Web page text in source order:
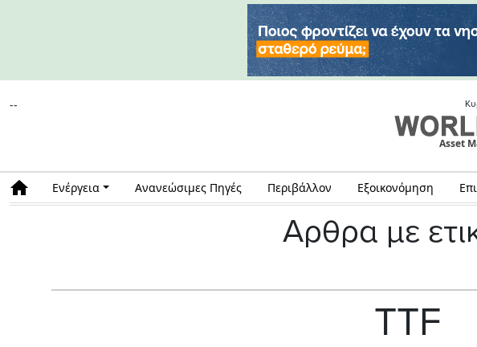
--
Asset
Ενέργεια Ανανεώσιμες Πηγές Περιβάλλον Εξοικονόμηση
Αρθρα με
ΤΤF